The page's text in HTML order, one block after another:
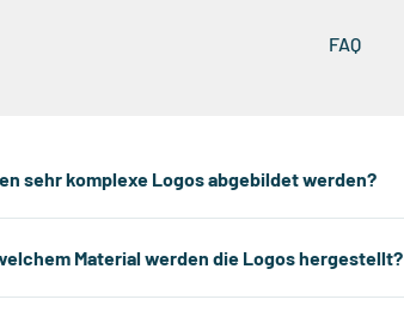
FAQ
sehr komplexe Logos abgebildet werden?
Material werden die Logos hergestellt?